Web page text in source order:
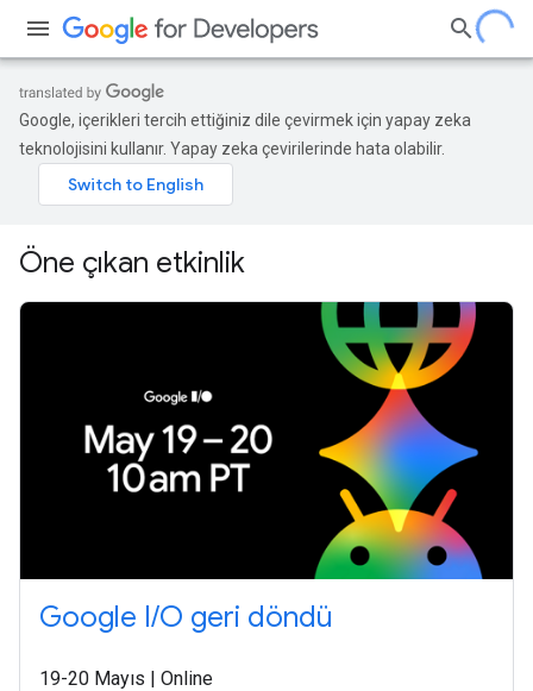
Google, içerikleri tercih ettiğiniz dile çevirmek için yapay zeka
teknolojisini kullanır. Yapay zeka çevirilerinde hata olabilir.
Öne çıkan etkinlik
Google I/O geri döndü
19-20 Mayıs | Online